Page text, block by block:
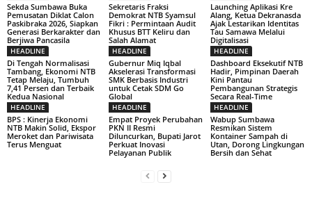
Sekda Sumbawa Buka
Pemusatan Diklat Calon
Paskibraka 2026, Siapkan
Generasi Berkarakter dan
Berjiwa Pancasila
Sekretaris Fraksi
Demokrat NTB Syamsul
Fikri : Permintaan Audit
Khusus BTT Keliru dan
Salah Alamat
Launching Aplikasi Kre
Alang, Ketua Dekranasda
Ajak Lestarikan Identitas
Tau Samawa Melalui
Digitalisasi
HEADLINE
Di Tengah Normalisasi
Tambang, Ekonomi NTB
Tetap Melaju, Tumbuh
7,41 Persen dan Terbaik
Kedua Nasional
HEADLINE
Gubernur Miq Iqbal
Akselerasi Transformasi
SMK Berbasis Industri
untuk Cetak SDM Go
Global
HEADLINE
Dashboard Eksekutif NTB
Hadir, Pimpinan Daerah
Kini Pantau
Pembangunan Strategis
Secara Real-Time
HEADLINE
BPS : Kinerja Ekonomi
NTB Makin Solid, Ekspor
Meroket dan Pariwisata
Terus Menguat
HEADLINE
Empat Proyek Perubahan
PKN II Resmi
Diluncurkan, Bupati Jarot
Perkuat Inovasi
Pelayanan Publik
HEADLINE
Wabup Sumbawa
Resmikan Sistem
Kontainer Sampah di
Utan, Dorong Lingkungan
Bersih dan Sehat